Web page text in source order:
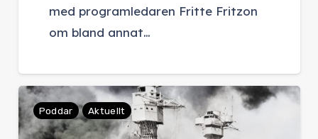
med programledaren Fritte Fritzon
om bland annat…
Poddar Aktuellt